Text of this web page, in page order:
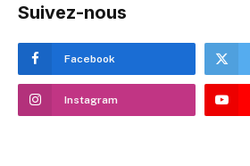
Suivez-nous
Facebook
Instagram